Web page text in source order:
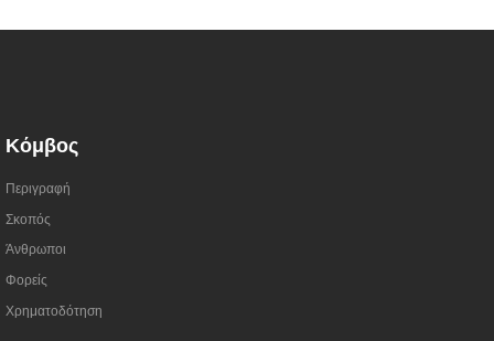
Κόμβος
Περιγραφή
Σκοπός
Άνθρωποι
Φορείς
Χρηματοδότηση